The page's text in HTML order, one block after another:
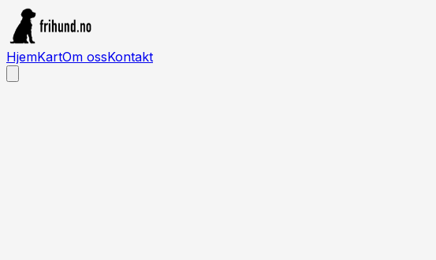
HjemKartOm ossKontakt